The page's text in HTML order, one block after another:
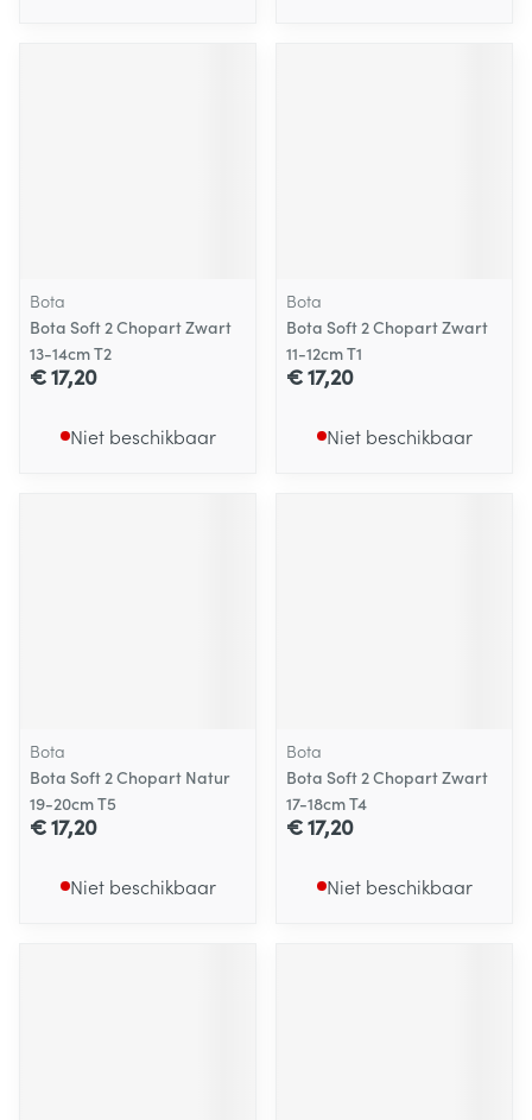
Bota
Bota Soft 2 Chopart Zwart
13-14cm T2
€ 17,20
Niet beschikbaar
Bota
Bota Soft 2 Chopart Zwart
11-12cm T1
€ 17,20
Niet beschikbaar
Bota
Bota Soft 2 Chopart Natur
19-20cm T5
€ 17,20
Niet beschikbaar
Bota
Bota Soft 2 Chopart Zwart
17-18cm T4
€ 17,20
Niet beschikbaar